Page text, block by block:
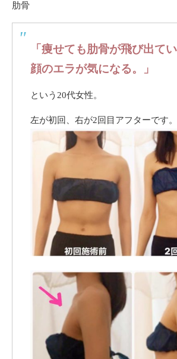
肋骨
「痩せても肋骨が飛び出て
顔のエラが気になる。」
という20代女性。
左が初回、右が2回目アフターです。